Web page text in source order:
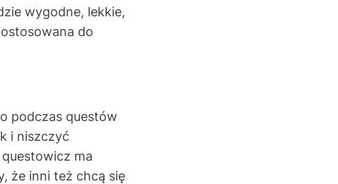
wygodne, lekkie,
do
podczas questów
i niszczyć
ma
że inni też chcą się